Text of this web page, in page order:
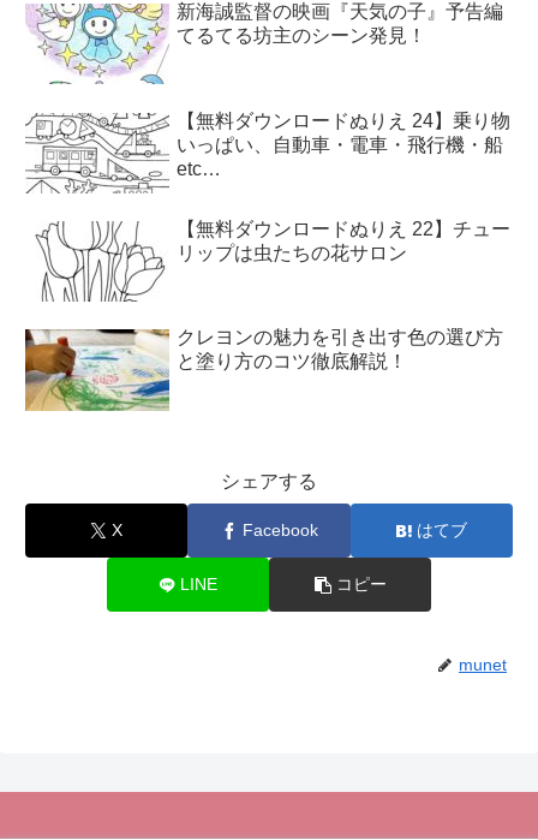
新海誠監督の映画『天気の子』予告編
てるてる坊主のシーン発見！
【無料ダウンロードぬりえ 24】乗り物
いっぱい、自動車・電車・飛行機・船
etc…
【無料ダウンロードぬりえ 22】チュー
リップは虫たちの花サロン
クレヨンの魅力を引き出す色の選び方
と塗り方のコツ徹底解説！
シェアする
X Facebook はてブ
LINE コピー
munet